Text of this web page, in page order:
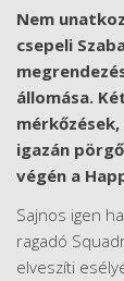
Nem
csepeli
állomása.
igazán
végén a
Sajnos igen
ragadó
elveszíti